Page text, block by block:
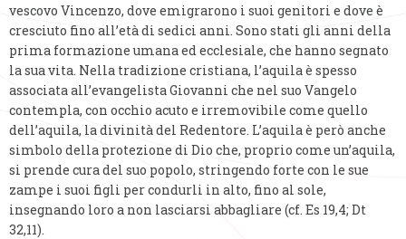
vescovo Vincenzo, dove emigrarono i suoi genitori e dove è
cresciuto fino all’età di sedici anni. Sono stati gli anni della
prima formazione umana ed ecclesiale, che hanno segnato
la sua vita. Nella tradizione cristiana, l’aquila è spesso
associata all’evangelista Giovanni che nel suo Vangelo
contempla, con occhio acuto e irremovibile come quello
dell’aquila, la divinità del Redentore. L’aquila è però anche
simbolo della protezione di Dio che, proprio come un’aquila,
si prende cura del suo popolo, stringendo forte con le sue
zampe i suoi figli per condurli in alto, fino al sole,
insegnando loro a non lasciarsi abbagliare (cf. Es 19,4; Dt
32,11).